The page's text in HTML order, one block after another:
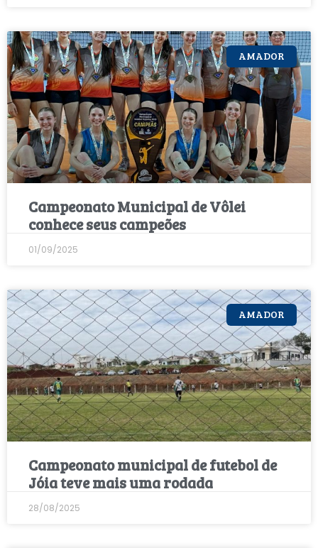
AMADOR
Campeonato Municipal de Vôlei
conhece seus campeões
01/09/2025
AMADOR
Campeonato municipal de futebol de
Jóia teve mais uma rodada
28/08/2025